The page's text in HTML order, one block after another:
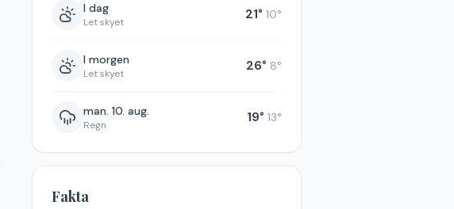
I dag
Let skyet 21° 10°
I morgen
Let skyet 26° 8°
man. 10. aug.
Regn 19° 13°
Fakta